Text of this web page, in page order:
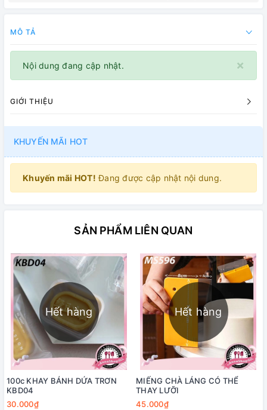
MÔ TẢ
×
Nội dung đang cập nhật.
GIỚI THIỆU
KHUYẾN MÃI HOT
Khuyến mãi HOT! Đang được cập nhật nội dung.
SẢN PHẨM LIÊN QUAN
Hết hàng
100c KHAY BÁNH DỨA TRƠN
KBD04
30.000₫
Hết hàng
MIẾNG CHÀ LÁNG CÓ THỂ
THAY LƯỠI
45.000₫